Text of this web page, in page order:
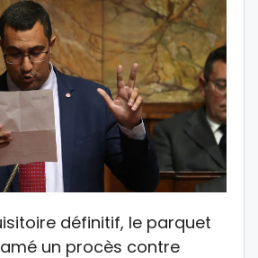
définitif, le parquet
un procès contre